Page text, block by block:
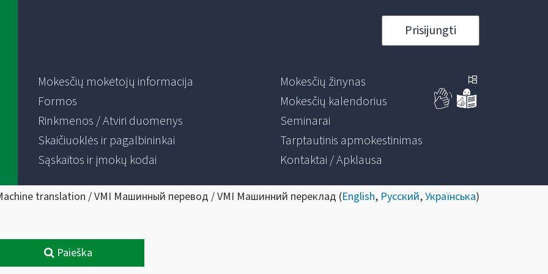
Prisijungti
Mokesčių mokėtojų informacija
Formos
Rinkmenos / Atviri duomenys
Skaičiuoklės ir pagalbininkai
Sąskaitos ir įmokų kodai
Mokesčių žinynas
Mokesčių kalendorius
Seminarai
Tarptautinis apmokestinimas
Kontaktai / Apklausa
translation / VMI Машинный перевод / VMI Машинний переклад (English, Русский,Українська)
Paieška